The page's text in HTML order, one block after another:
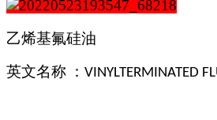
乙烯基氟硅油
英文名称 ：VINYLTERMINATED